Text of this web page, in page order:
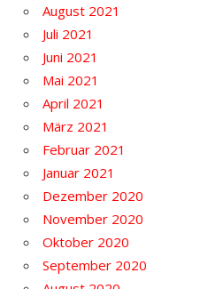
August 2021
Juli 2021
Juni 2021
Mai 2021
April 2021
März 2021
Februar 2021
Januar 2021
Dezember 2020
November 2020
Oktober 2020
September 2020